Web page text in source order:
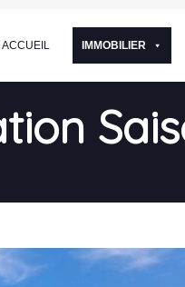
ACCUEIL IMMOBILIER